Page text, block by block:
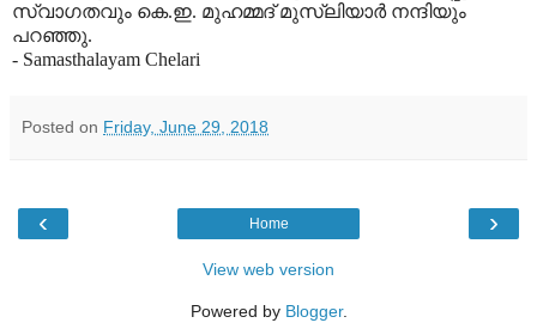
സ്വാഗതവും കെ.ഇ. മുഹമ്മദ് മുസ്‌ലിയാര്‍ നന്ദിയും
പറഞ്ഞു.
- Samasthalayam Chelari
Posted on Friday, June 29, 2018
‹ ›
Home
View web version
Powered by Blogger.